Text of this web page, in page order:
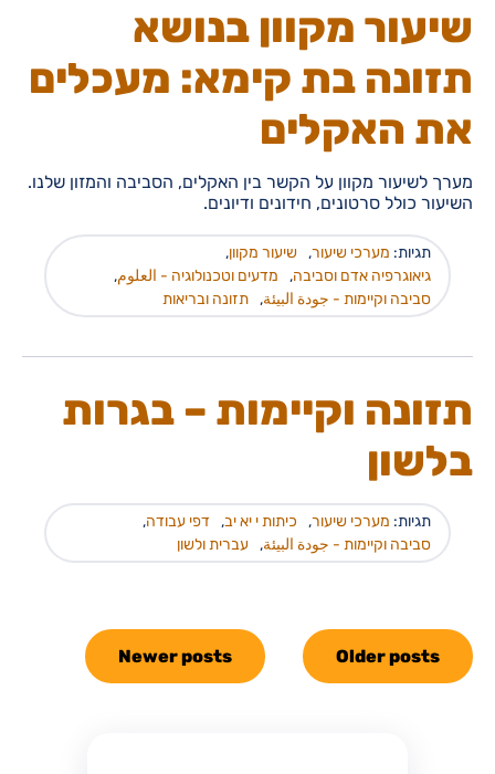
שיעור מקוון בנושא
תזונה בת קימא: מעכלים
את האקלים
מערך לשיעור מקוון על הקשר בין האקלים, הסביבה והמזון שלנו.
השיעור כולל סרטונים, חידונים ודיונים.
תגיות: מערכי שיעור, שיעור מקוון,
גיאוגרפיה אדם וסביבה, מדעים וטכנולוגיה - العلوم,
סביבה וקיימות - جودة البيئة, תזונה ובריאות
תזונה וקיימות – בגרות
בלשון
תגיות: מערכי שיעור, כיתות י יא יב, דפי עבודה,
סביבה וקיימות - جودة البيئة, עברית ולשון
Older posts
Newer posts